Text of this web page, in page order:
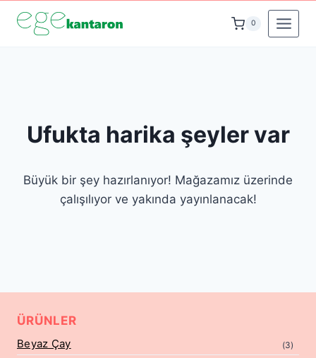
İçeriğe
geç
0
Ufukta harika şeyler var
Büyük bir şey hazırlanıyor! Mağazamız üzerinde
çalışılıyor ve yakında yayınlanacak!
ÜRÜNLER
Beyaz Çay (3)